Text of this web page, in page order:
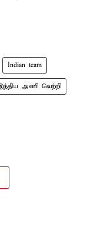
Indian team
அணி வெற்றி